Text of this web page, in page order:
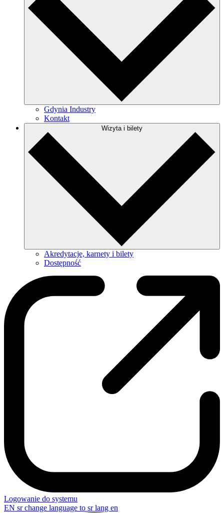
Gdynia Industry
Kontakt
Wizyta i bilety
Akredytacje, karnety i bilety
Dostępność
Logowanie do systemu
EN sr change language to sr lang en